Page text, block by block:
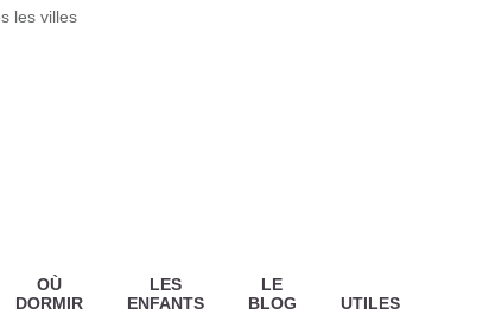
OÙ
DORMIR
LES
ENFANTS
LE
BLOG
UTILES